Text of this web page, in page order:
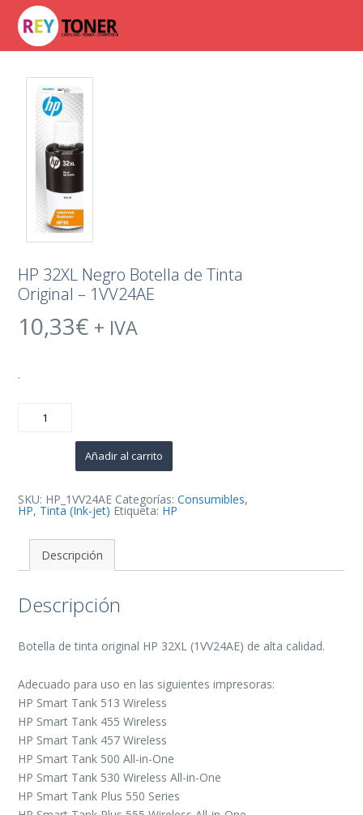
HP 32XL Negro Botella de Tinta
Original – 1VV24AE
10,33€ + IVA
.
32XL
1VV24AE
cantidad
Añadir al carrito
SKU: HP_1VV24AE Categorías:Consumibles,
HP, Tinta (Ink-jet) Etiqueta: HP
Descripción
Descripción
Botella de tinta original HP 32XL (1VV24AE) de alta calidad.
Adecuado para uso en las siguientes impresoras:
HP Smart Tank 513 Wireless
HP Smart Tank 455 Wireless
HP Smart Tank 457 Wireless
HP Smart Tank 500 All-in-One
HP Smart Tank 530 Wireless All-in-One
HP Smart Tank Plus 550 Series